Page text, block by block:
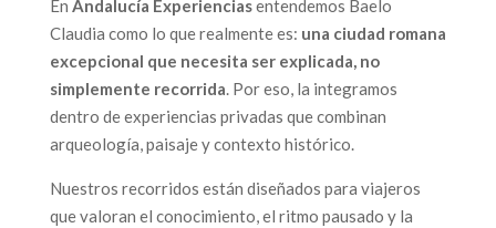
En Andalucía Experienciasentendemos Baelo
Claudia como lo que realmente es: una ciudad romana
excepcional que necesita ser explicada, no
simplemente recorrida. Por eso, la integramos
dentro de experiencias privadas que combinan
arqueología, paisaje y contexto histórico.
Nuestros recorridos están diseñados para viajeros
que valoran el conocimiento, el ritmo pausado y la